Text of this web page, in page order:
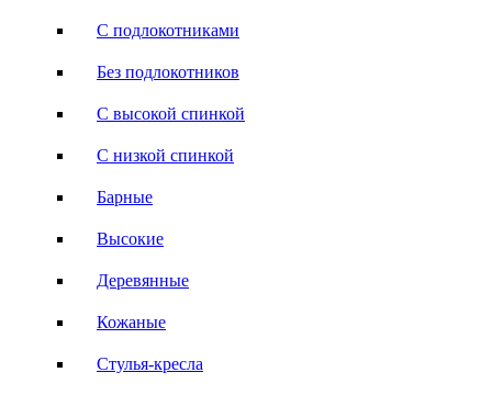
С подлокотниками
Без подлокотников
С высокой спинкой
С низкой спинкой
Барные
Высокие
Деревянные
Кожаные
Стулья-кресла